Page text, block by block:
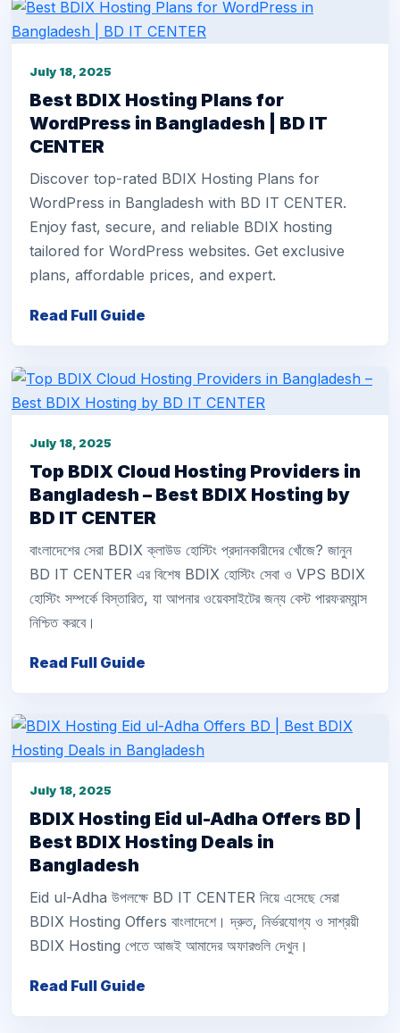
July 18, 2025
Best BDIX Hosting Plans for
WordPress in Bangladesh | BD IT
CENTER
Discover top-rated BDIX Hosting Plans for
WordPress in Bangladesh with BD IT CENTER.
Enjoy fast, secure, and reliable BDIX hosting
tailored for WordPress websites. Get exclusive
plans, affordable prices, and expert.
Read Full Guide
July 18, 2025
Top BDIX Cloud Hosting Providers in
Bangladesh – Best BDIX Hosting by
BD IT CENTER
বাংলাদেশের সেরা BDIX ক্লাউড হোস্টিং প্রদানকারীদের খোঁজে? জানুন
BD IT CENTER এর বিশেষ BDIX হোস্টিং সেবা ও VPS BDIX
হোস্টিং সম্পর্কে বিস্তারিত, যা আপনার ওয়েবসাইটের জন্য বেস্ট পারফরম্যান্স
নিশ্চিত করবে।
Read Full Guide
July 18, 2025
BDIX Hosting Eid ul-Adha Offers BD |
Best BDIX Hosting Deals in
Bangladesh
Eid ul-Adha উপলক্ষে BD IT CENTER নিয়ে এসেছে সেরা
BDIX Hosting Offers বাংলাদেশে। দ্রুত, নির্ভরযোগ্য ও সাশ্রয়ী
BDIX Hosting পেতে আজই আমাদের অফারগুলি দেখুন।
Read Full Guide